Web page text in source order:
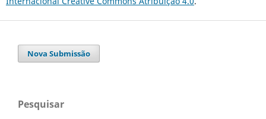
Nova Submissão
Pesquisar